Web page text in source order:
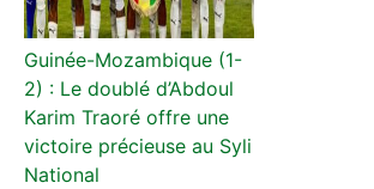
Guinée-Mozambique (1-
2) : Le doublé d’Abdoul
Karim Traoré offre une
victoire précieuse au Syli
National